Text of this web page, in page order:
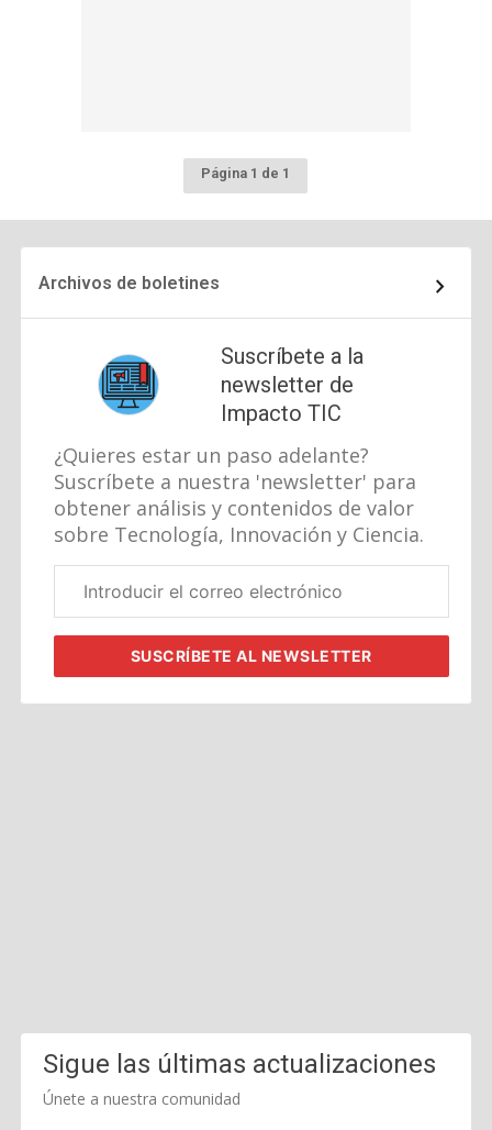
Página 1 de 1
Archivos de boletines
Suscríbete a la
newsletter de
Impacto TIC
¿Quieres estar un paso adelante?
Suscríbete a nuestra 'newsletter' para
obtener análisis y contenidos de valor
sobre Tecnología, Innovación y Ciencia.
electrónico
SUSCRÍBETEAL NEWSLETTER
Sigue las últimas actualizaciones
Únete a nuestra comunidad